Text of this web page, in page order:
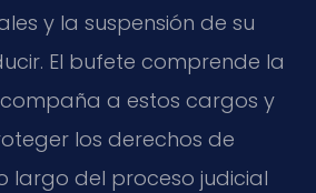
y la suspensión de su
El bufete comprende la
a estos cargos y
los derechos de
largo del proceso judicial